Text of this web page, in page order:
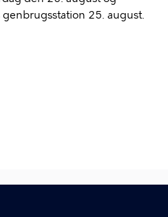
25. august.